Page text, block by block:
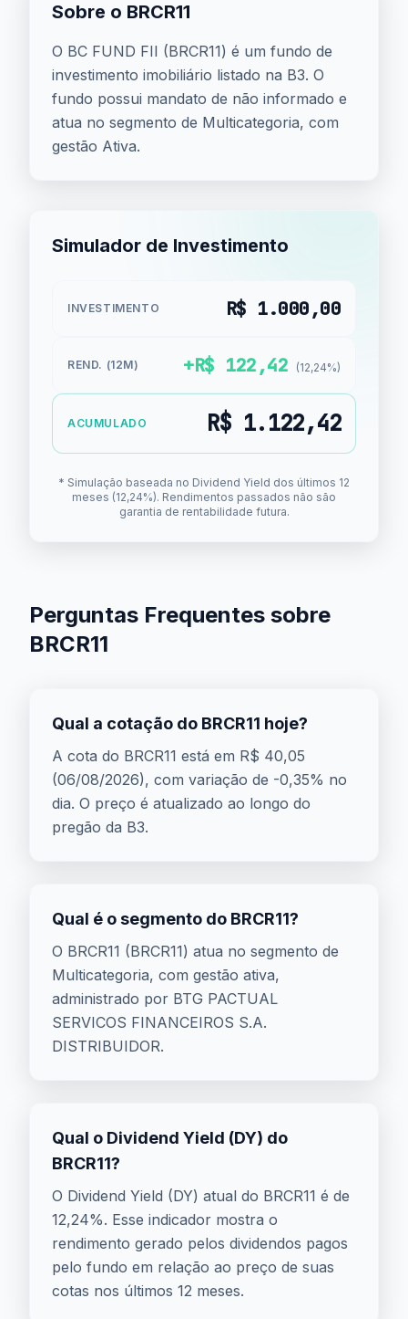
Sobre o BRCR11
O BC FUND FII (BRCR11) é um fundo de
investimento imobiliário listado na B3. O
fundo possui mandato de não informado e
atua no segmento de Multicategoria, com
gestão Ativa.
Simulador de Investimento
INVESTIMENTO R$ 1.000,00
REND. (12M) +R$ 122,42 (12,24%)
ACUMULADO R$ 1.122,42
* Simulação baseada no Dividend Yield dos últimos 12
meses (12,24%). Rendimentos passados não são
garantia de rentabilidade futura.
Perguntas Frequentes sobre
BRCR11
Qual a cotação do BRCR11 hoje?
A cota do BRCR11 está em R$ 40,05
(06/08/2026), com variação de -0,35% no
dia. O preço é atualizado ao longo do
pregão da B3.
Qual é o segmento do BRCR11?
O BRCR11 (BRCR11) atua no segmento de
Multicategoria, com gestão ativa,
administrado por BTG PACTUAL
SERVICOS FINANCEIROS S.A.
DISTRIBUIDOR.
Qual o Dividend Yield (DY) do
BRCR11?
O Dividend Yield (DY) atual do BRCR11 é de
12,24%. Esse indicador mostra o
rendimento gerado pelos dividendos pagos
pelo fundo em relação ao preço de suas
cotas nos últimos 12 meses.